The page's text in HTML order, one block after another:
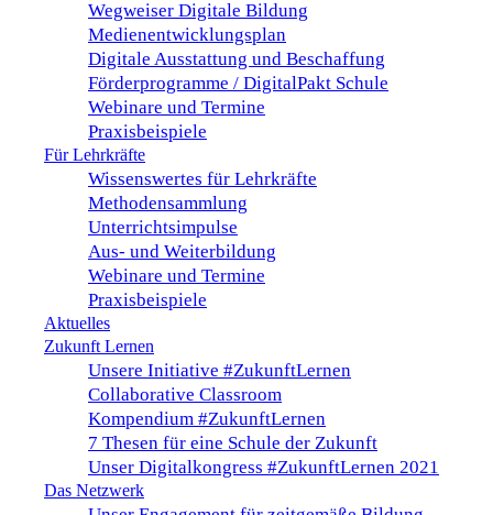
Wegweiser Digitale Bildung
Medienentwicklungsplan
Digitale Ausstattung und Beschaffung
Förderprogramme / DigitalPakt Schule
Webinare und Termine
Praxisbeispiele
Für Lehrkräfte
Wissenswertes für Lehrkräfte
Methodensammlung
Unterrichtsimpulse
Aus- und Weiterbildung
Webinare und Termine
Praxisbeispiele
Aktuelles
Zukunft Lernen
Unsere Initiative #ZukunftLernen
Collaborative Classroom
Kompendium #ZukunftLernen
7 Thesen für eine Schule der Zukunft
Unser Digitalkongress #ZukunftLernen 2021
Das Netzwerk